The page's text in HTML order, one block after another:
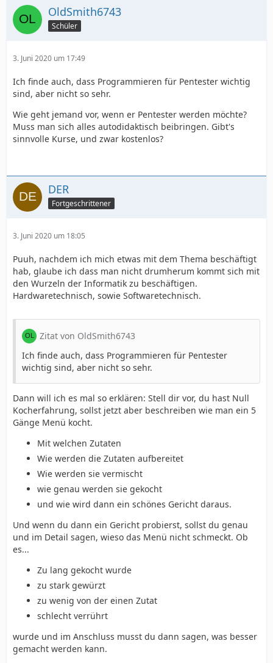
OldSmith6743
Schüler
3. Juni 2020 um 17:49
Ich finde auch, dass Programmieren für Pentester wichtig
sind, aber nicht so sehr.
Wie geht jemand vor, wenn er Pentester werden möchte?
Muss man sich alles autodidaktisch beibringen. Gibt's
sinnvolle Kurse, und zwar kostenlos?
DER
Fortgeschrittener
3. Juni 2020 um 18:05
Puuh, nachdem ich mich etwas mit dem Thema beschäftigt
hab, glaube ich dass man nicht drumherum kommt sich mit
den Wurzeln der Informatik zu beschäftigen.
Hardwaretechnisch, sowie Softwaretechnisch.
Zitat von OldSmith6743
Ich finde auch, dass Programmieren für Pentester
wichtig sind, aber nicht so sehr.
Dann will ich es mal so erklären: Stell dir vor, du hast Null
Kocherfahrung, sollst jetzt aber beschreiben wie man ein 5
Gänge Menü kocht.
Mit welchen Zutaten
Wie werden die Zutaten aufbereitet
Wie werden sie vermischt
wie genau werden sie gekocht
und wie wird dann ein schönes Gericht daraus.
Und wenn du dann ein Gericht probierst, sollst du genau
und im Detail sagen, wieso das Menü nicht schmeckt. Ob
es...
Zu lang gekocht wurde
zu stark gewürzt
zu wenig von der einen Zutat
schlecht verrührt
wurde und im Anschluss musst du dann sagen, was besser
gemacht werden kann.